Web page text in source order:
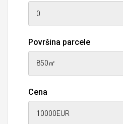
Površina parcele
Cena